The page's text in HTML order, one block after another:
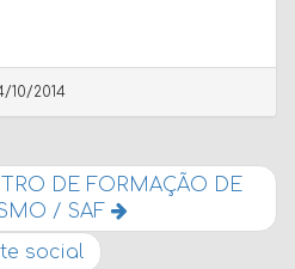
10/2014
DE FORMAÇÃO DE
/ SAF
social